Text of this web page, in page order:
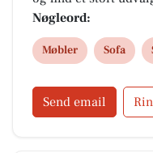
Nøgleord:
Møbler Sofa
Send email